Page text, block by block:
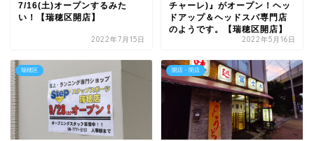
7/16(土)オープンするみた
い！【瑞穂区開店】
2022年7月15日
チャーレ)』がオープン！ヘッ
ドアップ＆ヘッドスパ専門店
のようです。【瑞穂区開店】
2022年5月16日
瑞穂区 開店・閉店